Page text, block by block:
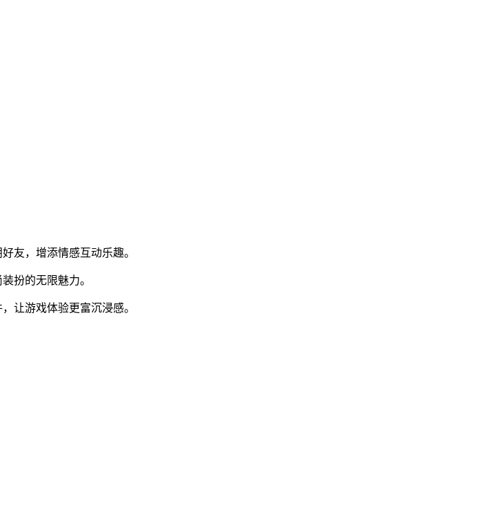
友，增添情感互动乐趣。
扮的无限魅力。
让游戏体验更富沉浸感。